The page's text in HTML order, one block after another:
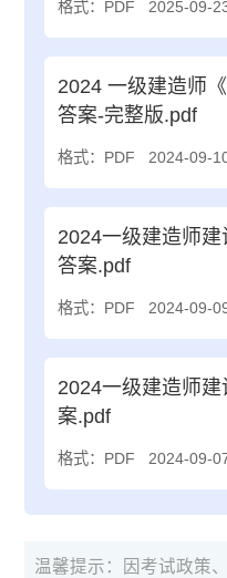
格式：PDF 2025-09-
2024 一级建造师
答案-完整版.pdf
格式：PDF 2024-09-
2024一级建造师
答案.pdf
格式：PDF 2024-09-
2024一级建造师
案.pdf
格式：PDF 2024-09-
温馨提示：因考试政策